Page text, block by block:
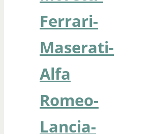
Ferrari-
Maserati-
Alfa
Romeo-
Lancia-